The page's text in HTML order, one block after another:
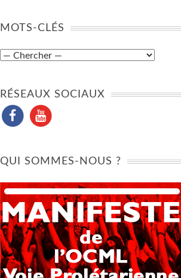
MOTS-CLÉS
RÉSEAUX SOCIAUX
QUI SOMMES-NOUS ?